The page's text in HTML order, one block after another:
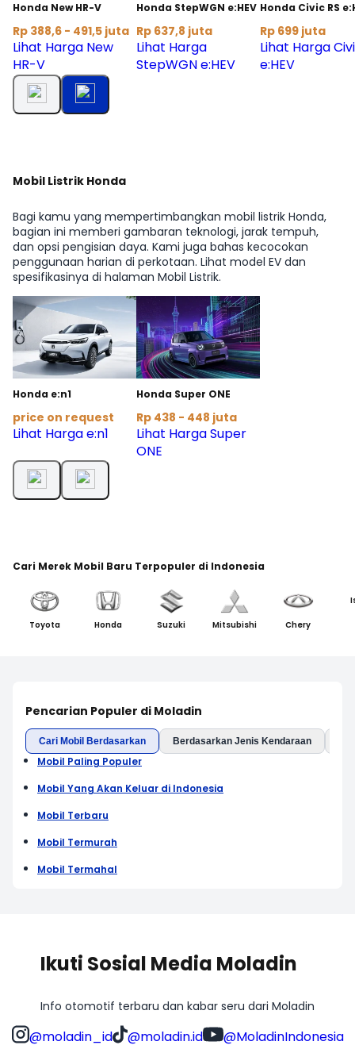
Honda New HR-V
Rp 388,6 - 491,5 juta
Lihat Harga New
HR-V
Honda StepWGN e:HEV
Rp 637,8 juta
Lihat Harga
StepWGN e:HEV
Honda Civic RS
Rp 699 juta
Lihat Harga
e:HEV
Mobil Listrik Honda
Bagi kamu yang mempertimbangkan mobil listrik Honda,
bagian ini memberi gambaran teknologi, jarak tempuh,
dan opsi pengisian daya. Kami juga bahas kecocokan
penggunaan harian di perkotaan. Lihat model EV dan
spesifikasinya di halaman Mobil Listrik.
Honda e:n1
price on request
Lihat Harga e:n1
Honda Super ONE
Rp 438 - 448 juta
Lihat Harga Super
ONE
Cari Merek Mobil Baru Terpopuler di Indonesia
Toyota Honda Suzuki Mitsubishi Chery
Pencarian Populer di Moladin
Cari Mobil Berdasarkan Berdasarkan Jenis Kendaraan
Mobil Paling Populer
Mobil Yang Akan Keluar di Indonesia
Mobil Terbaru
Mobil Termurah
Mobil Termahal
Ikuti Sosial Media Moladin
Info otomotif terbaru dan kabar seru dari Moladin
@moladin_id @moladin.id @MoladinIndonesia